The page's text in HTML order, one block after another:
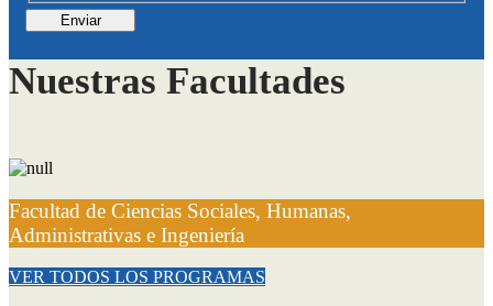
Enviar
Nuestras Facultades
Facultad de Ciencias Sociales, Humanas,
Administrativas e Ingeniería
VER TODOS LOS PROGRAMAS